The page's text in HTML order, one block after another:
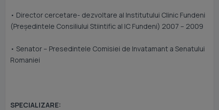
• Director cercetare- dezvoltare al Institutului Clinic Fundeni
(Preşedintele Consiliului Stiintific al IC Fundeni) 2007 – 2009
• Senator – Presedintele Comisiei de Invatamant a Senatului
Romaniei
SPECIALIZARE: